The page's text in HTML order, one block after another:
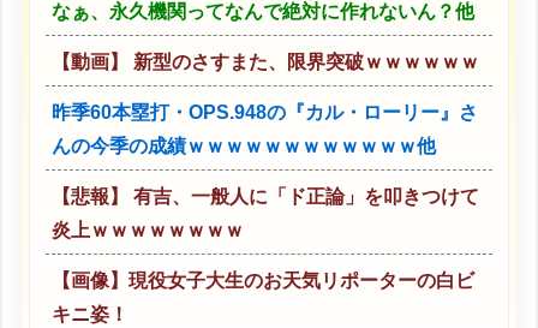
なぁ、永久機関ってなんで絶対に作れないん？他
【動画】 新型のさすまた、限界突破ｗｗｗｗｗｗ
昨季60本塁打・OPS.948の『カル・ローリー』さ
んの今季の成績ｗｗｗｗｗｗｗｗｗｗｗｗ他
【悲報】 有吉、一般人に「ド正論」を叩きつけて
炎上ｗｗｗｗｗｗｗｗ
【画像】現役女子大生のお天気リポーターの白ビ
キニ姿！